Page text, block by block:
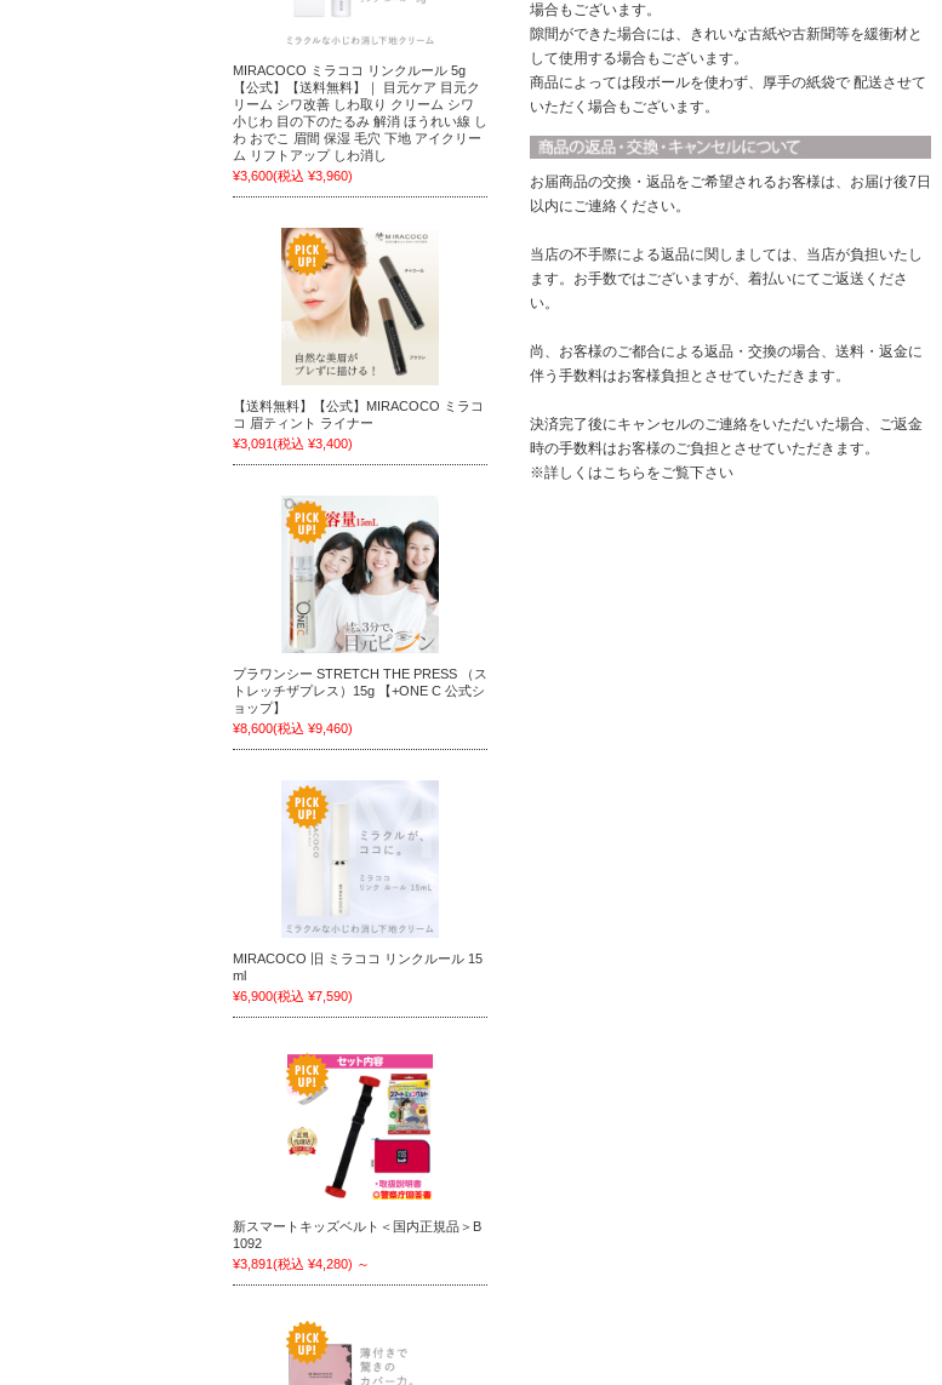
場合もございます。
隙間ができた場合には、きれいな古紙や古新聞等を緩衝材と
して使用する場合もございます。
商品によっては段ボールを使わず、厚手の紙袋で 配送させて
いただく場合もございます。
お届商品の交換・返品をご希望されるお客様は、お届け後7日
以内にご連絡ください。
当店の不手際による返品に関しましては、当店が負担いたし
ます。お手数ではございますが、着払いにてご返送くださ
い。
尚、お客様のご都合による返品・交換の場合、送料・返金に
伴う手数料はお客様負担とさせていただきます。
決済完了後にキャンセルのご連絡をいただいた場合、ご返金
時の手数料はお客様のご負担とさせていただきます。
※詳しくはこちらをご覧下さい
MIRACOCO ミラココ リンクルール 5g
【公式】【送料無料】｜ 目元ケア 目元ク
リーム シワ改善 しわ取り クリーム シワ
小じわ 目の下のたるみ 解消 ほうれい線 し
わ おでこ 眉間 保湿 毛穴 下地 アイクリー
ム リフトアップ しわ消し
¥3,600(税込 ¥3,960)
【送料無料】【公式】MIRACOCO ミラコ
コ 眉ティント ライナー
¥3,091(税込 ¥3,400)
プラワンシー STRETCH THE PRESS （ス
トレッチザプレス）15g 【+ONE C 公式シ
ョップ】
¥8,600(税込 ¥9,460)
MIRACOCO 旧 ミラココ リンクルール 15
ml
¥6,900(税込 ¥7,590)
新スマートキッズベルト＜国内正規品＞B
1092
¥3,891(税込 ¥4,280) ～